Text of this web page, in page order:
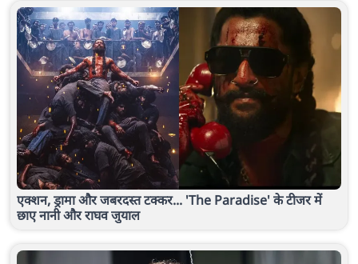
एक्शन, ड्रामा और जबरदस्त टक्कर... 'The Paradise' के टीजर में
छाए नानी और राघव जुयाल